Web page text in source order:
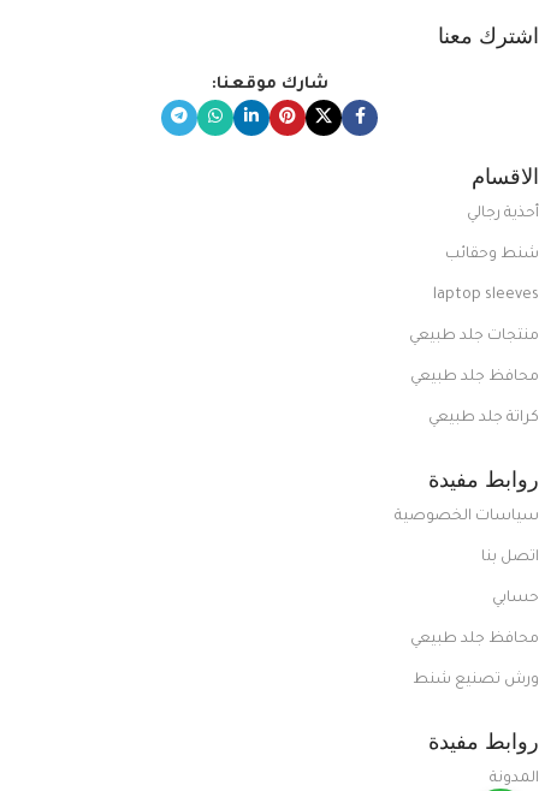
اشترك معنا
شارك موقعنا:
الاقسام
أحذية رجالي
شنط وحقائب
laptop sleeves
منتجات جلد طبيعي
محافظ جلد طبيعي
كراتة جلد طبيعي
روابط مفيدة
سياسات الخصوصية
اتصل بنا
حسابي
محافظ جلد طبيعي
ورش تصنيع شنط
روابط مفيدة
المدونة